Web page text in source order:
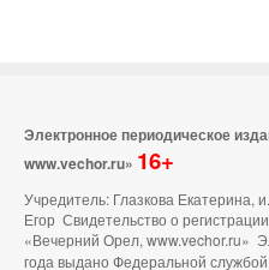
Электронное периодическое
www.vechor.ru» 16+
Учредитель: Глазкова Екатерина,
Егор Свидетельство о
«Вечерний Орел, www.vechor.ru»
года выдано Федеральной